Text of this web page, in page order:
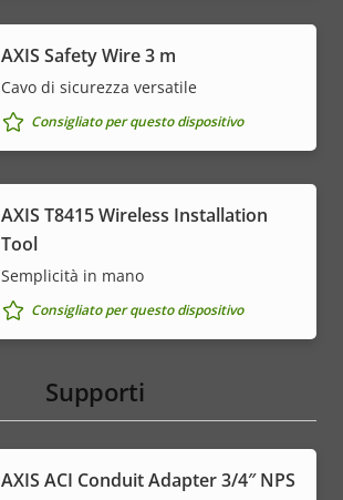
AXIS Safety Wire 3 m
Cavo di sicurezza versatile
Consigliato per questo dispositivo
AXIS T8415 Wireless Installation
Tool
Semplicità in mano
Consigliato per questo dispositivo
Supporti
AXIS ACI Conduit Adapter 3/4″ NPS